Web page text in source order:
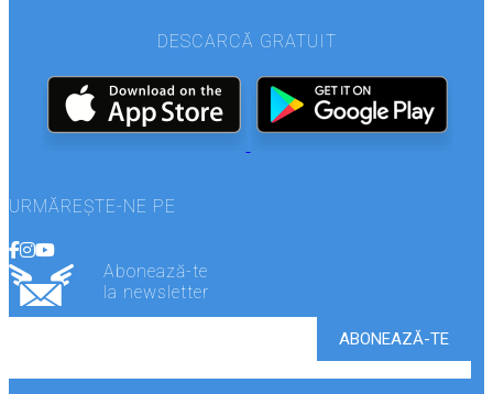
DESCARCĂ GRATUIT
URMĂREȘTE-NE PE
Abonează-te
la newsletter